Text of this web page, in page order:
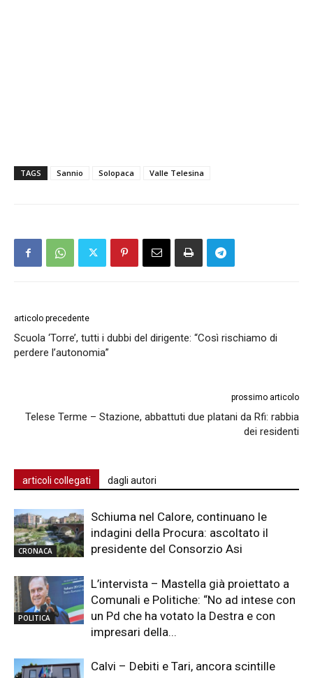
TAGS Sannio Solopaca Valle Telesina
articolo precedente
Scuola ‘Torre’, tutti i dubbi del dirigente: “Così rischiamo di
perdere l’autonomia”
prossimo articolo
Telese Terme – Stazione, abbattuti due platani da Rfi: rabbia
dei residenti
articoli collegati dagli autori
CRONACA
Schiuma nel Calore, continuano le
indagini della Procura: ascoltato il
presidente del Consorzio Asi
POLITICA
L’intervista – Mastella già proiettato a
Comunali e Politiche: “No ad intese con
un Pd che ha votato la Destra e con
impresari della...
Calvi – Debiti e Tari, ancora scintille